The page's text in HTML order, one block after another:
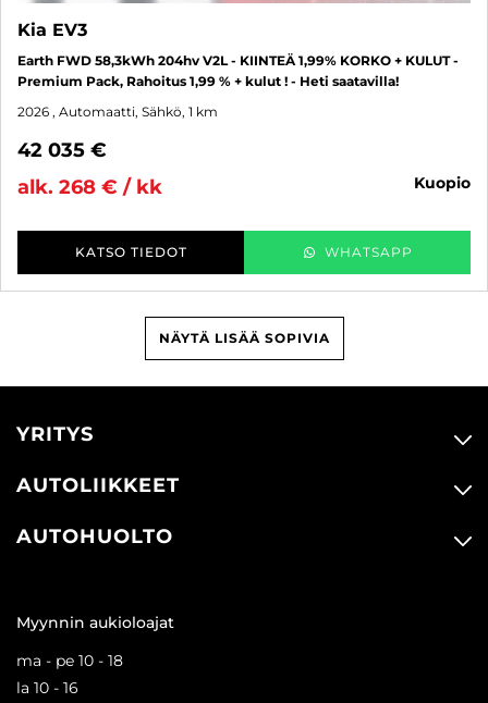
Kia EV3
Earth FWD 58,3kWh 204hv V2L - KIINTEÄ 1,99% KORKO + KULUT -
Premium Pack, Rahoitus 1,99 % + kulut ! - Heti saatavilla!
2026 , Automaatti, Sähkö, 1 km
42 035 €
alk. 268 € / kk
kuopio
KATSO TIEDOT WHATSAPP
NÄYTÄ LISÄÄ SOPIVIA
YRITYS
AUTOLIIKKEET
AUTOHUOLTO
Myynnin aukioloajat
ma - pe 10 - 18
la 10 - 16